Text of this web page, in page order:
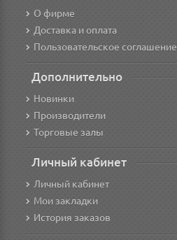
О фирме
Доставка и оплата
Пользовательское соглашение
Дополнительно
Новинки
Производители
Торговые залы
Личный кабинет
Личный кабинет
Мои закладки
История заказов